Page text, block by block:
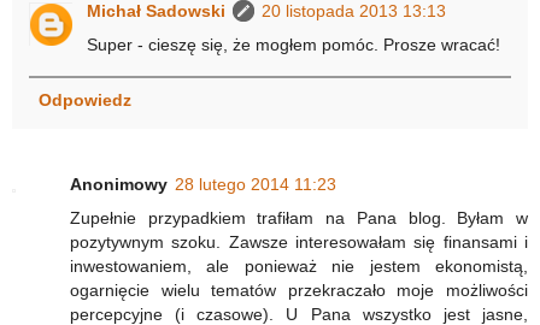
Michał Sadowski
20 listopada 2013 13:13
Super - cieszę się, że mogłem pomóc. Prosze wracać!
Odpowiedz
Anonimowy 28 lutego 2014 11:23
Zupełnie przypadkiem trafiłam na Pana blog. Byłam w
pozytywnym szoku. Zawsze interesowałam się finansami i
inwestowaniem, ale ponieważ nie jestem ekonomistą,
ogarnięcie wielu tematów przekraczało moje możliwości
percepcyjne (i czasowe). U Pana wszystko jest jasne,